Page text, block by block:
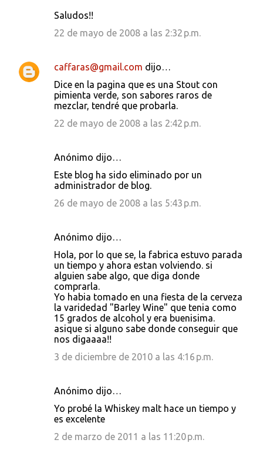
Saludos!!
22 de mayo de 2008 a las 2:32 p.m.
caffaras@gmail.com dijo…
Dice en la pagina que es una Stout con
pimienta verde, son sabores raros de
mezclar, tendré que probarla.
22 de mayo de 2008 a las 2:42 p.m.
Anónimo dijo…
Este blog ha sido eliminado por un
administrador de blog.
26 de mayo de 2008 a las 5:43 p.m.
Anónimo dijo…
Hola, por lo que se, la fabrica estuvo parada
un tiempo y ahora estan volviendo. si
alguien sabe algo, que diga donde
comprarla.
Yo habia tomado en una fiesta de la cerveza
la varidedad "Barley Wine" que tenia como
15 grados de alcohol y era buenisima.
asique si alguno sabe donde conseguir que
nos digaaaa!!
3 de diciembre de 2010 a las 4:16 p.m.
Anónimo dijo…
Yo probé la Whiskey malt hace un tiempo y
es excelente
2 de marzo de 2011 a las 11:20 p.m.